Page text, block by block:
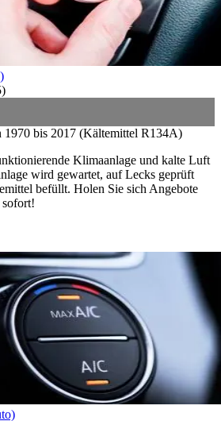
)
1970 bis 2017 (Kältemittel R134A)
Klimaanlage und kalte Luft
wird gewartet, auf Lecks geprüft
befüllt. Holen Sie sich Angebote
sofort!